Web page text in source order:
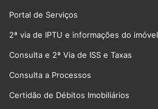
Portal de Serviços
2ª via de IPTU e informações do imóvel
Consulta e 2ª Via de ISS e Taxas
Consulta a Processos
Certidão de Débitos Imobiliários